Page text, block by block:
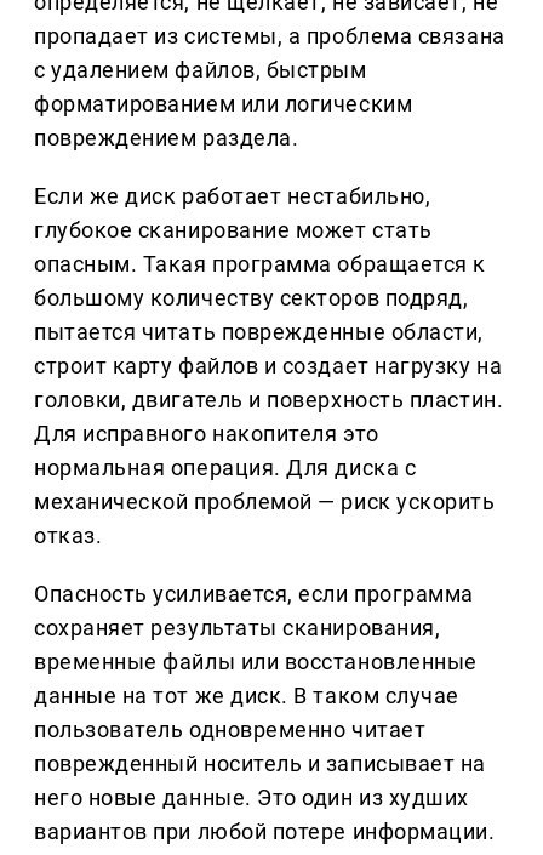
пропадает из системы, а проблема связана
с удалением файлов, быстрым
форматированием или логическим
повреждением раздела.
Если же диск работает нестабильно,
глубокое сканирование может стать
опасным. Такая программа обращается к
большому количеству секторов подряд,
пытается читать поврежденные области,
строит карту файлов и создает нагрузку на
головки, двигатель и поверхность пластин.
Для исправного накопителя это
нормальная операция. Для диска с
механической проблемой — риск ускорить
отказ.
Опасность усиливается, если программа
сохраняет результаты сканирования,
временные файлы или восстановленные
данные на тот же диск. В таком случае
пользователь одновременно читает
поврежденный носитель и записывает на
него новые данные. Это один из худших
вариантов при любой потере информации.